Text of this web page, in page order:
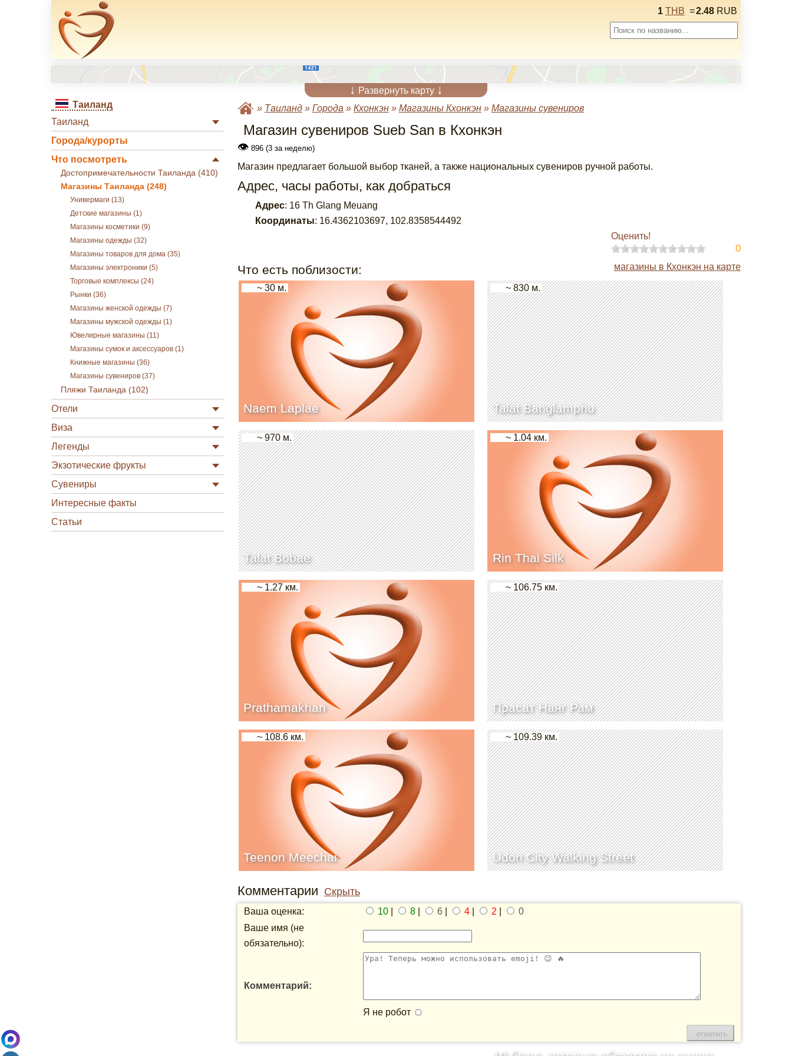
1 THB =2.48 RUB
↓ Развернуть карту ↓
Таиланд
Таиланд
Города/курорты
Что посмотреть
Достопримечательности Таиланда (410)
Магазины Таиланда (248)
Универмаги (13)
Детские магазины (1)
Магазины косметики (9)
Магазины одежды (32)
Магазины товаров для дома (35)
Магазины электроники (5)
Торговые комплексы (24)
Рынки (36)
Магазины женской одежды (7)
Магазины мужской одежды (1)
Ювелирные магазины (11)
Магазины сумок и аксессуаров (1)
Книжные магазины (36)
Магазины сувениров (37)
Пляжи Таиланда (102)
Отели
Виза
Легенды
Экзотические фрукты
Сувениры
Интересные факты
Статьи
» Таиланд» Города » Кхонкэн» Магазины Кхонкэн» Магазины сувениров
Магазин сувениров Sueb San в Кхонкэн
👁896 (3 за неделю)
Магазин предлагает большой выбор тканей, а также национальных сувениров ручной работы.
Адрес, часы работы, как добраться
Адрес: 16 Th Glang Meuang
Координаты: 16.4362103697, 102.8358544492
Оценить!
0
Что есть поблизости: магазины в Кхонкэн на карте
Naem Laplae
~ 30 м.
Talat Banglamphu
~ 830 м.
Talat Bobae
~ 970 м.
Rin Thai Silk
~ 1.04 км.
Prathamakhan
~ 1.27 км.
Прасат Нанг Рам
~ 106.75 км.
Teenon Meechai
~ 108.6 км.
Udon City Walking Street
~ 109.39 км.
Комментарии Скрыть
Ваша оценка: 10| 8| 6| 4| 2
0
Ваше имя (не
обязательно):
Комментарий:
Я не робот